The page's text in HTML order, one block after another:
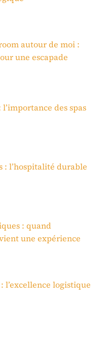
autour de moi :
une escapade
des spas
: l’hospitalité durable
: quand
une expérience
l’excellence logistique